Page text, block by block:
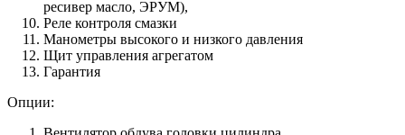
ресивер масло, ЭРУМ),
Реле контроля смазки
Манометры высокого и низкого давления
Щит управления агрегатом
Гарантия
Опции: